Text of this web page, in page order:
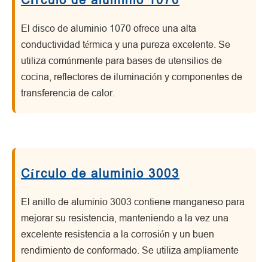
El disco de aluminio 1070 ofrece una alta
conductividad térmica y una pureza excelente. Se
utiliza comúnmente para bases de utensilios de
cocina, reflectores de iluminación y componentes de
transferencia de calor.
Círculo de aluminio 3003
El anillo de aluminio 3003 contiene manganeso para
mejorar su resistencia, manteniendo a la vez una
excelente resistencia a la corrosión y un buen
rendimiento de conformado. Se utiliza ampliamente